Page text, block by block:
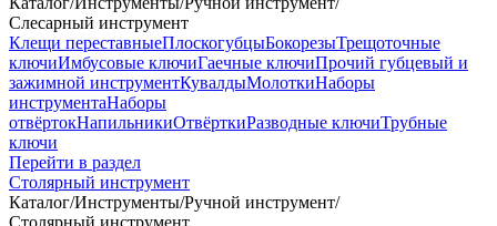
Слесарный инструмент
Клещи переставныеПлоскогубцыБокорезыТрещоточные
ключиИмбусовые ключиГаечные ключиПрочий губцевый и
зажимной инструментКувалдыМолоткиНаборы
инструментаНаборы
отвёртокНапильникиОтвёрткиРазводные ключиТрубные
ключи
Перейти в раздел
Столярный инструмент
Каталог/Инструменты/Ручной инструмент/
Столярный инструмент